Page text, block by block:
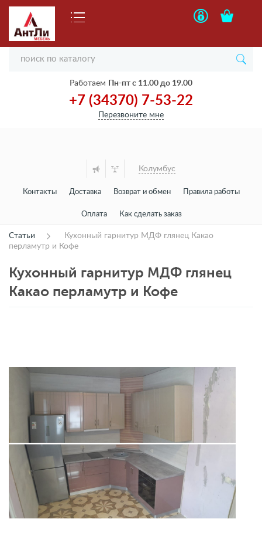
Работаем Пн-пт с 11.00 до 19.00
+7 (34370) 7-53-22
Перезвоните мне
Колумбус
Контакты Доставка Возврат и обмен Правила работы
Оплата Как сделать заказ
Статьи
Кухонный гарнитур МДФ глянец Какао
перламутр и Кофе
Кухонный гарнитур МДФ глянец
Какао перламутр и Кофе